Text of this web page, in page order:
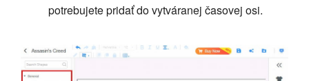
potrebujete pridať do vytváranej časovej osi.